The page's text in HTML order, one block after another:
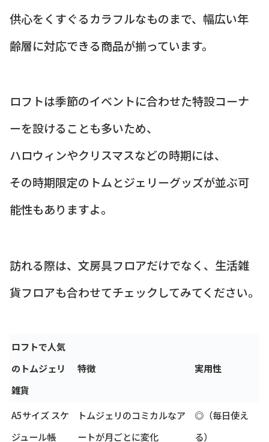
供心をくすぐるカラフルなものまで、幅広い年
齢層に対応できる商品が揃っています。
ロフトは季節のイベントに合わせた特設コーナ
ーを設けることも多いため、
ハロウィンやクリスマスなどの時期には、
その時期限定のトムとジェリーグッズが並ぶ可
能性もありますよ。
訪れる際は、文房具フロアだけでなく、生活雑
貨フロアも合わせてチェックしてみてください。
ロフトで人気
のトムジェリ
雑貨
特徴 実用性
A5サイズ スケ
ジュール帳
トムジェリのコミカルなア
ートが月ごとに変化
◎（毎日使え
る）